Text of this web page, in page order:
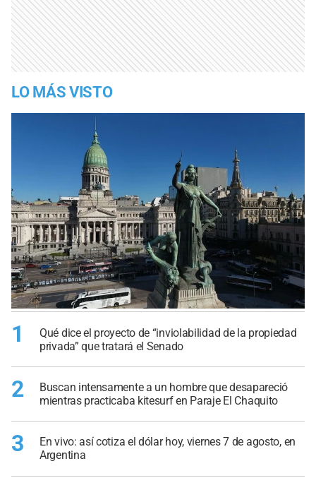
LO MÁS VISTO
1
Qué dice el proyecto de “inviolabilidad de la propiedad
privada” que tratará el Senado
2
Buscan intensamente a un hombre que desapareció
mientras practicaba kitesurf en Paraje El Chaquito
3
En vivo: así cotiza el dólar hoy, viernes 7 de agosto, en
Argentina